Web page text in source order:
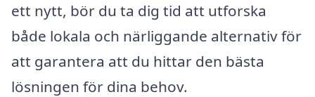
ett nytt, bör du ta dig tid att utforska
både lokala och närliggande alternativ för
att garantera att du hittar den bästa
lösningen för dina behov.